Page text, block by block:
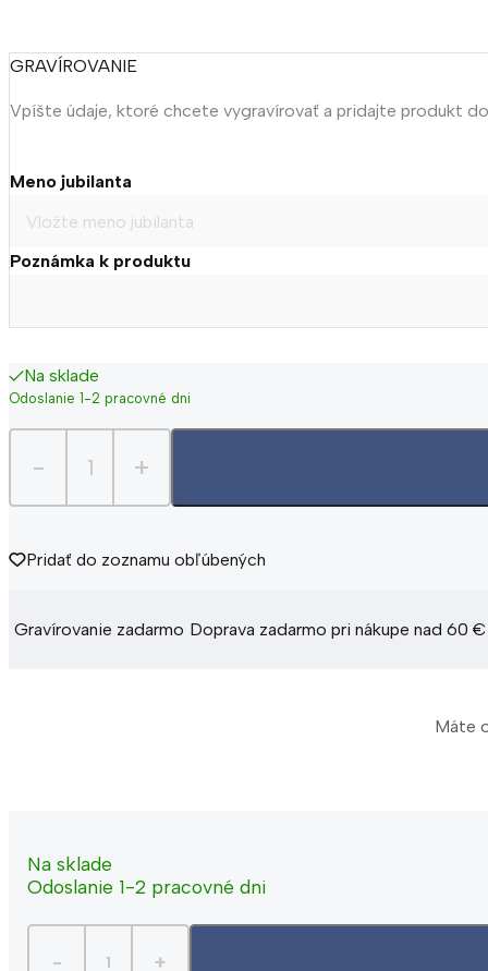
GRAVÍROVANIE
Vpíšte údaje, ktoré chcete vygravírovať a pridajte produkt
Meno jubilanta
Poznámka k produktu
Na sklade
Odoslanie 1-2 pracovné dni
- +
Pridať do zoznamu obľúbených
Gravírovanie zadarmo Doprava zadarmo pri nákupe nad 60 €
Máte
Na sklade
Odoslanie 1-2 pracovné dni